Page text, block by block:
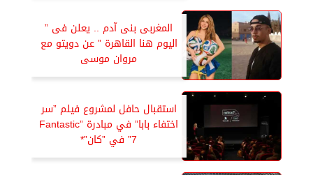
المغربى بنى آدم .. يعلن فى ”
اليوم هنا القاهرة ” عن دويتو مع
مروان موسى
استقبال حافل لمشروع فيلم ”سر
اختفاء بابا” في مبادرة ”Fantastic
7” في ”كان”*